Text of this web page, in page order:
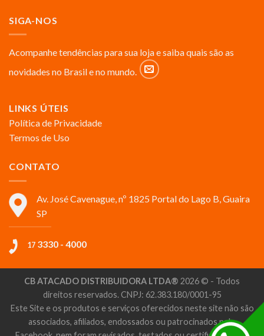
SIGA-NOS
Acompanhe tendências para sua loja e saiba quais são as
novidades no Brasil e no mundo.
LINKS ÚTEIS
Política de Privacidade
Termos de Uso
CONTATO
Av. José Cavenague, nº 1825 Portal do Lago B, Guaira
SP
17 3330 - 4000
CB ATACADO DISTRIBUIDORA LTDA® 2026 © - Todos
direitos reservados. CNPJ: 62.383.180/0001-95
Este Site e os produtos e serviços oferecidos neste site não são
associados, afiliados, endossados ou patrocinados pelo